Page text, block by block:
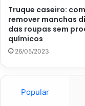
Vantagens e
Truque caseiro:
remover manchas
das roupas sem
químicos
26/05/2023
Popular